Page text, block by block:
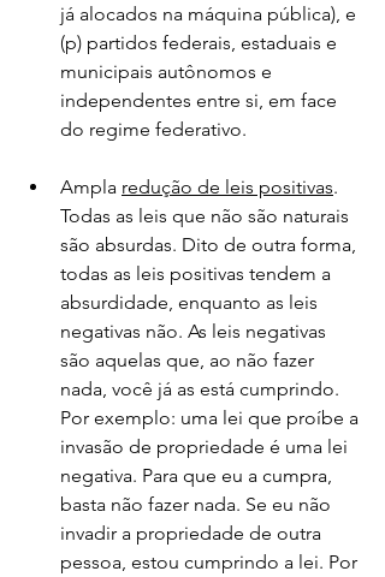
já alocados na máquina pública), e
(p) partidos federais, estaduais e
municipais autônomos e
independentes entre si, em face
do regime federativo.
Ampla redução de leis positivas.
Todas as leis que não são naturais
são absurdas. Dito de outra forma,
todas as leis positivas tendem a
absurdidade, enquanto as leis
negativas não. As leis negativas
são aquelas que, ao não fazer
nada, você já as está cumprindo.
Por exemplo: uma lei que proíbe a
invasão de propriedade é uma lei
negativa. Para que eu a cumpra,
basta não fazer nada. Se eu não
invadir a propriedade de outra
pessoa, estou cumprindo a lei. Por